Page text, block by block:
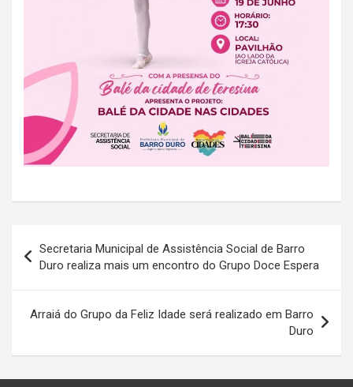
de
Post
Secretaria Municipal de Assistência Social de Barro
Duro realiza mais um encontro do Grupo Doce Espera
Arraiá do Grupo da Feliz Idade será realizado em Barro
Duro